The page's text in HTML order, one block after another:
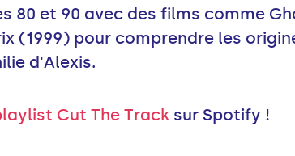
80 et 90 avec des films comme
(1999) pour comprendre les
d'Alexis.
Cut The Track sur Spotify !